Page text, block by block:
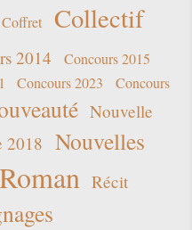
Coffret
Collectif
2014
Concours 2015
Concours 2023
Concours
Nouvelle
2018 Nouvelles
Roman Récit